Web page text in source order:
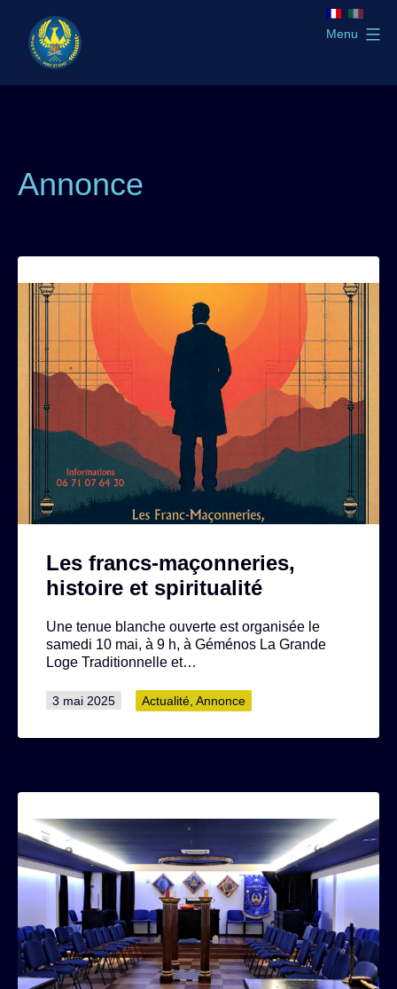
contenu
Menu
Annonce
Les francs-maçonneries,
histoire et spiritualité
Une tenue blanche ouverte est organisée le
samedi 10 mai, à 9 h, à Géménos La Grande
Loge Traditionnelle et…
Publié
le
3 mai 2025
Catégorisé
comme
Actualité Annonce